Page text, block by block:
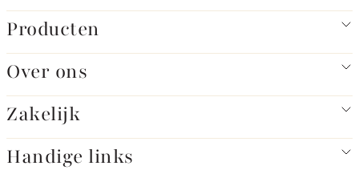
Producten
Over ons
Zakelijk
Handige links